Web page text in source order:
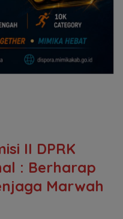
II DPRK
: Berharap
Marwah